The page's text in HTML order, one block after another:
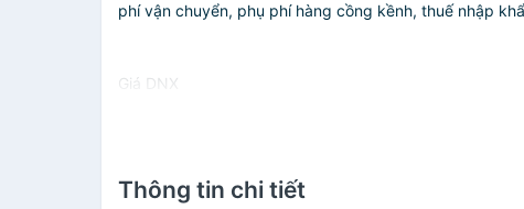
phí vận chuyển, phụ phí hàng cồng kềnh, thuế nhập
Giá DNX
Thông tin chi tiết